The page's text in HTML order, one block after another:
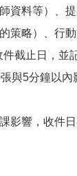
資料等）、
策略）、行
截止日，並
與5分鐘以內
影響，收件